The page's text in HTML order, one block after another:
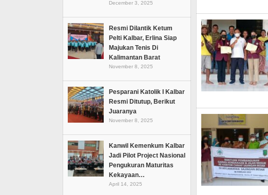
December 3, 2025
Resmi Dilantik Ketum
Pelti Kalbar, Erlina Siap
Majukan Tenis Di
Kalimantan Barat
November 8, 2025
Pesparani Katolik I Kalbar
Resmi Ditutup, Berikut
Juaranya
November 8, 2025
Kanwil Kemenkum Kalbar
Jadi Pilot Project Nasional
Pengukuran Maturitas
Kekayaan…
April 14, 2025